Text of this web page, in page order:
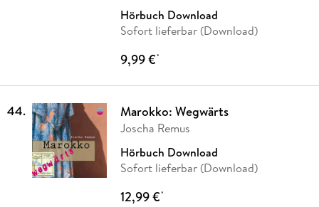
Hörbuch Download
Sofort lieferbar (Download)
9,99 €*
44. Marokko: Wegwärts
Joscha Remus
Hörbuch Download
Sofort lieferbar (Download)
12,99 €*